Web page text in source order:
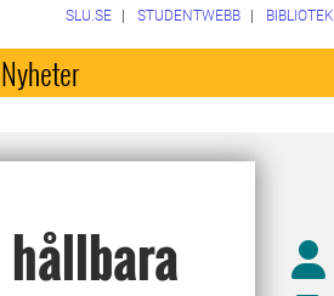
SLU.SE STUDENTWEBB BIBLIOTEK
Nyheter